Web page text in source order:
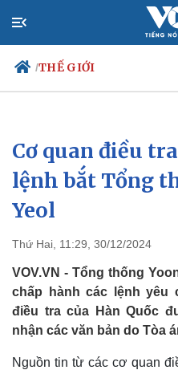
/THẾ GIỚI
Chính trị
Đảng
Tổ chức nhân sự
Quốc hội
Cơ quan điều
lệnh bắt Tổng
Yeol
Thứ Hai, 11:29, 30/12/2024
VOV.VN - Tổng thống
chấp hành các lệnh yêu
điều tra của Hàn Quốc
nhận các văn bản do Tòa
Nguồn tin từ các cơ quan